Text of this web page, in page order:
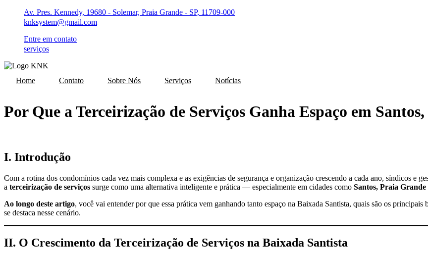
conteúdo
Av. Pres. Kennedy, 19680 - Solemar, Praia Grande - SP, 11709-000
knksystem@gmail.com
Entre em contato
serviços
Home Contato Sobre Nós Serviços Notícias
Por Que a Terceirização de Serviços Ganha Espaço em
I. Introdução
Com a rotina dos condomínios cada vez mais complexa e as exigências de segurança e organização crescendo a cada ano, síndicos e
a terceirização de serviços surge como uma alternativa inteligente e prática — especialmente em cidades como Santos, Praia Grande
Ao longo deste artigo, você vai entender por que essa prática vem ganhando tanto espaço na Baixada Santista, quais são os principais
se destaca nesse cenário.
II. O Crescimento da Terceirização de Serviços na Baixada Santista